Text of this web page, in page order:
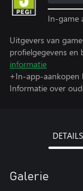
In-game
Uitgevers van
profielgegevens en
informatie
+In-app-aankopen
Informatie over
DETAILS
Galerie